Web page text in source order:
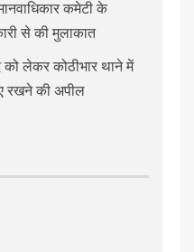
कमेटी के
से की मुलाकात
लेकर कोठीभार थाने में
रखने की अपील